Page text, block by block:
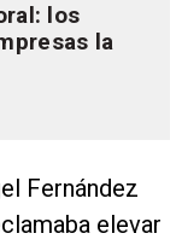
los
la
Fernández
elevar